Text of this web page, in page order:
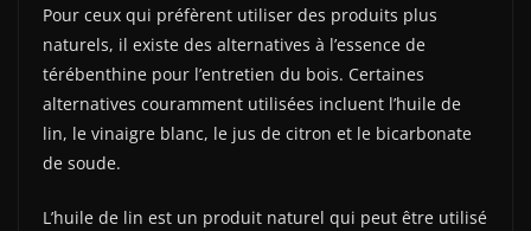
Pour ceux qui préfèrent utiliser des produits plus
naturels, il existe des alternatives à l’essence de
térébenthine pour l’entretien du bois. Certaines
alternatives couramment utilisées incluent l’huile de
lin, le vinaigre blanc, le jus de citron et le bicarbonate
de soude.
L’huile de lin est un produit naturel qui peut être utilisé